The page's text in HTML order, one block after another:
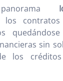
los
sin
los